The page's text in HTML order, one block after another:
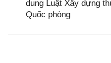
dung Luật Xây dựng
Quốc phòng